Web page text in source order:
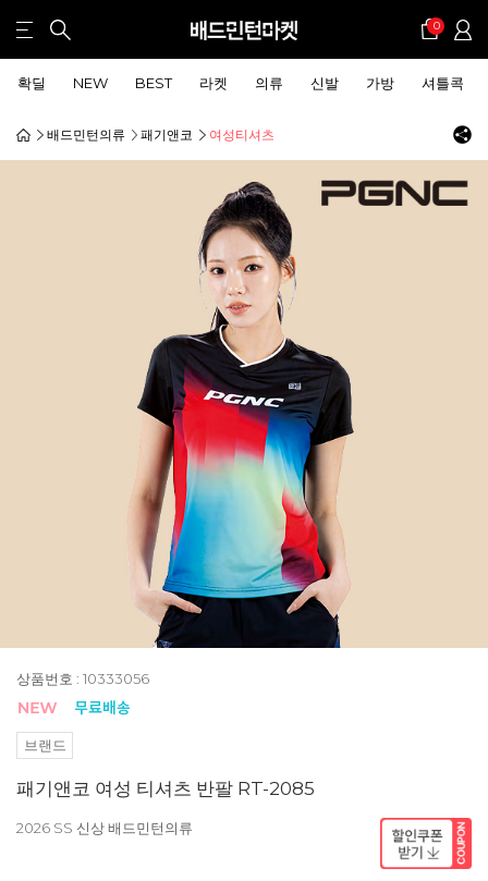
0
확딜 NEW BEST 라켓 의류 신발 가방 셔틀콕
배드민턴의류 패기앤코 여성티셔츠
상품번호 : 10333056
브랜드
패기앤코 여성 티셔츠 반팔 RT-2085
2026 SS 신상 배드민턴의류